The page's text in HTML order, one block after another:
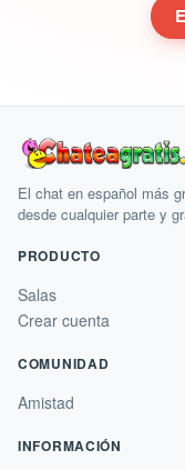
El chat en español más
desde cualquier parte y
PRODUCTO
Salas
Crear cuenta
COMUNIDAD
Amistad
INFORMACIÓN